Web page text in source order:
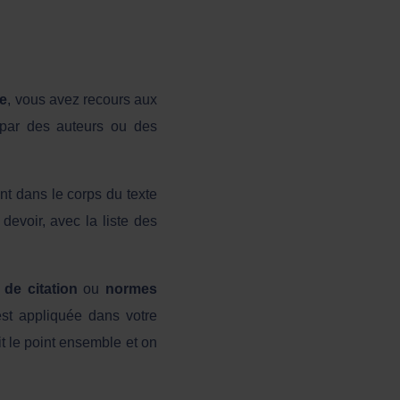
, vous avez recours aux
des auteurs ou des
dans le corps du texte
avec la liste des
de citation ou normes
appliquée dans votre
le point ensemble et on